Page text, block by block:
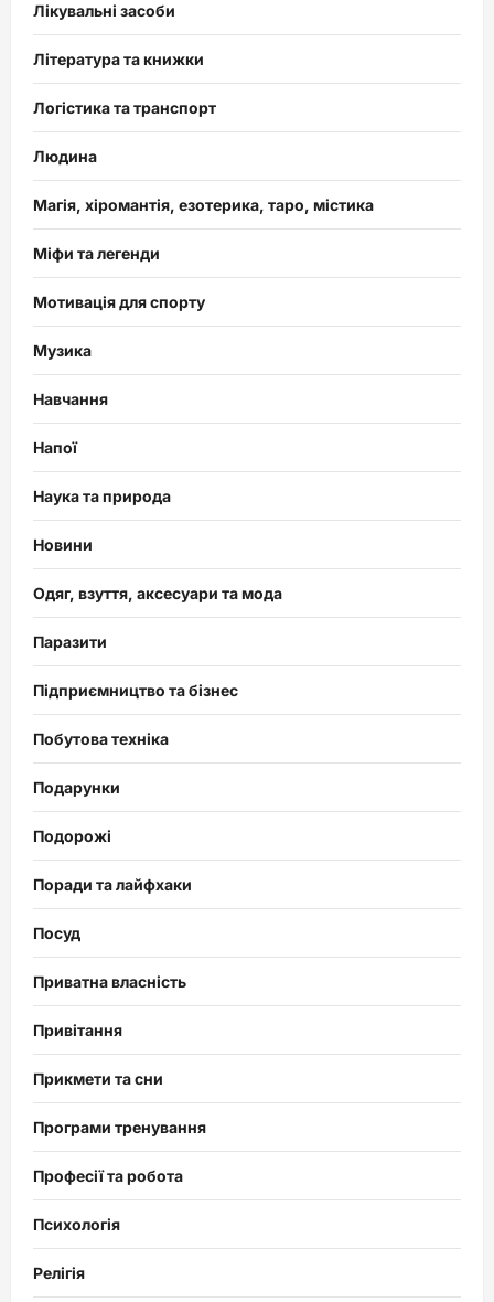
Лікувальні засоби
Література та книжки
Логістика та транспорт
Людина
Магія, хіромантія, езотерика, таро, містика
Міфи та легенди
Мотивація для спорту
Музика
Навчання
Напої
Наука та природа
Новини
Одяг, взуття, аксесуари та мода
Паразити
Підприємництво та бізнес
Побутова техніка
Подарунки
Подорожі
Поради та лайфхаки
Посуд
Приватна власність
Привітання
Прикмети та сни
Програми тренування
Професії та робота
Психологія
Релігія